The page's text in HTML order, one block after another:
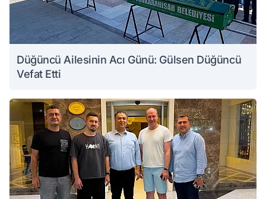
Düğüncü Ailesinin Acı Günü: Gülsen Düğüncü
Vefat Etti